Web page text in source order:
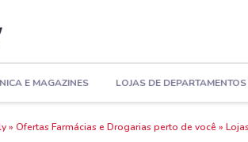
E MAGAZINES LOJAS DE DEPARTAMENTOS
Ofertas Farmácias e Drogarias perto de você